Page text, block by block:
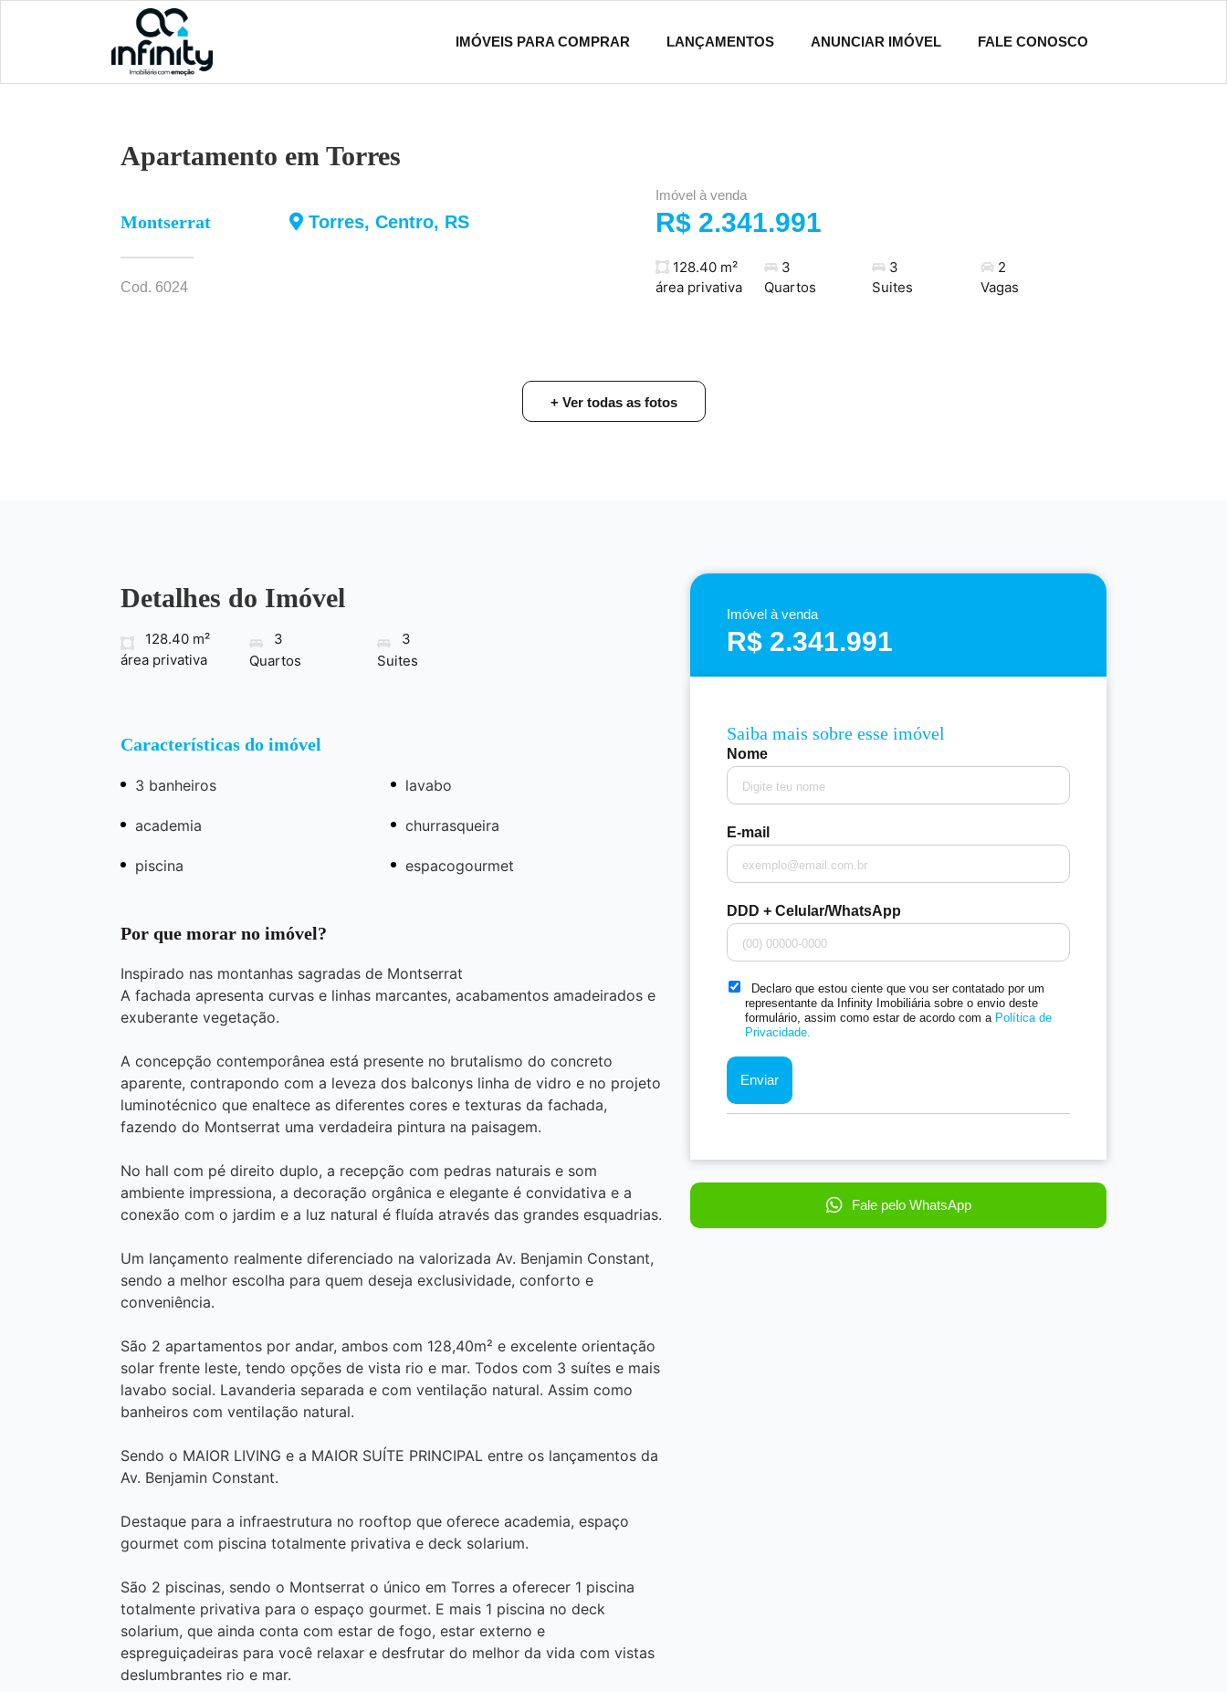
IMÓVEIS PARA COMPRAR LANÇAMENTOS ANUNCIAR IMÓVEL FALE CONOSCO
Apartamento em Torres
Montserrat Torres, Centro, RS
Cod. 6024
Imóvel à venda
R$ 2.341.991
128.40 m²
área privativa
3
Quartos
3
Suites
2
Vagas
+ Ver todas as fotos
Detalhes do Imóvel
128.40 m²
área privativa
3
Quartos
3
Suites
Características do imóvel
3 banheiros lavabo
academia churrasqueira
piscina espacogourmet
Por que morar no imóvel?
Inspirado nas montanhas sagradas de Montserrat
A fachada apresenta curvas e linhas marcantes, acabamentos amadeirados e
exuberante vegetação.
A concepção contemporânea está presente no brutalismo do concreto
aparente, contrapondo com a leveza dos balconys linha de vidro e no projeto
luminotécnico que enaltece as diferentes cores e texturas da fachada,
fazendo do Montserrat uma verdadeira pintura na paisagem.
No hall com pé direito duplo, a recepção com pedras naturais e som
ambiente impressiona, a decoração orgânica e elegante é convidativa e a
conexão com o jardim e a luz natural é fluída através das grandes esquadrias.
Um lançamento realmente diferenciado na valorizada Av. Benjamin Constant,
sendo a melhor escolha para quem deseja exclusividade, conforto e
conveniência.
São 2 apartamentos por andar, ambos com 128,40m² e excelente orientação
solar frente leste, tendo opções de vista rio e mar. Todos com 3 suítes e mais
lavabo social. Lavanderia separada e com ventilação natural. Assim como
banheiros com ventilação natural.
Sendo o MAIOR LIVING e a MAIOR SUÍTE PRINCIPAL entre os lançamentos da
Av. Benjamin Constant.
Destaque para a infraestrutura no rooftop que oferece academia, espaço
gourmet com piscina totalmente privativa e deck solarium.
São 2 piscinas, sendo o Montserrat o único em Torres a oferecer 1 piscina
totalmente privativa para o espaço gourmet. E mais 1 piscina no deck
solarium, que ainda conta com estar de fogo, estar externo e
espreguiçadeiras para você relaxar e desfrutar do melhor da vida com vistas
deslumbrantes rio e mar.
Imóvel à venda
R$ 2.341.991
Saiba mais sobre esse imóvel
Nome
E-mail
DDD + Celular/WhatsApp
Declaro que estou ciente que vou ser contatado por um
representante da Infinity Imobiliária sobre o envio deste
formulário, assim como estar de acordo com a Política de
Privacidade.
Fale pelo WhatsApp